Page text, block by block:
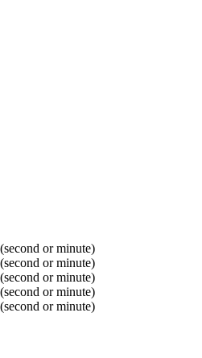
or minute)
or minute)
or minute)
or minute)
or minute)